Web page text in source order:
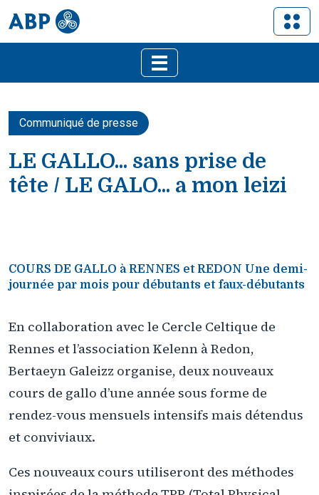
Communiqué de presse
LE GALLO... sans prise de
tête / LE GALO... a mon leizi
COURS DE GALLO à RENNES et REDON Une demi-
journée par mois pour débutants et faux-débutants
En collaboration avec le Cercle Celtique de
Rennes et l’association Kelenn à Redon,
Bertaeyn Galeizz organise, deux nouveaux
cours de gallo d’une année sous forme de
rendez-vous mensuels intensifs mais détendus
et conviviaux.
Ces nouveaux cours utiliseront des méthodes